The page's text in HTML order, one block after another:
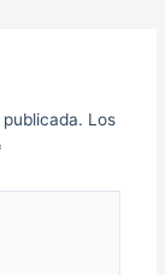
Los